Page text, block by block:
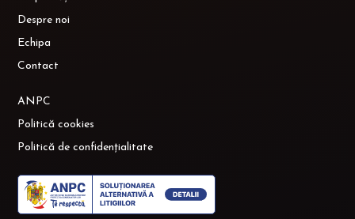
Despre noi
Echipa
Contact
ANPC
Politică cookies
Politică de confidențialitate